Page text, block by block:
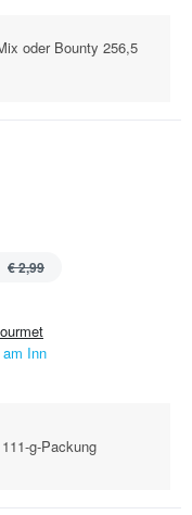
oder Bounty 256,5
€ 2,99
am Inn
g-Packung